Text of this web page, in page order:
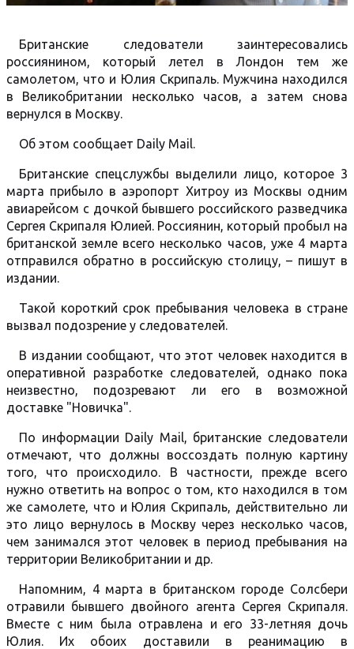
Британские следователи заинтересовались
россиянином, который летел в Лондон тем же
самолетом, что и Юлия Скрипаль. Мужчина находился
в Великобритании несколько часов, а затем снова
вернулся в Москву.
Об этом сообщает Daily Mail.
Британские спецслужбы выделили лицо, которое 3
марта прибыло в аэропорт Хитроу из Москвы одним
авиарейсом с дочкой бывшего российского разведчика
Сергея Скрипаля Юлией. Россиянин, который пробыл на
британской земле всего несколько часов, уже 4 марта
отправился обратно в российскую столицу, – пишут в
издании.
Такой короткий срок пребывания человека в стране
вызвал подозрение у следователей.
В издании сообщают, что этот человек находится в
оперативной разработке следователей, однако пока
неизвестно, подозревают ли его в возможной
доставке "Новичка".
По информации Daily Mail, британские следователи
отмечают, что должны воссоздать полную картину
того, что происходило. В частности, прежде всего
нужно ответить на вопрос о том, кто находился в том
же самолете, что и Юлия Скрипаль, действительно ли
это лицо вернулось в Москву через несколько часов,
чем занимался этот человек в период пребывания на
территории Великобритании и др.
Напомним, 4 марта в британском городе Солсбери
отравили бывшего двойного агента Сергея Скрипаля.
Вместе с ним была отравлена и его 33-летняя дочь
Юлия. Их обоих доставили в реанимацию в